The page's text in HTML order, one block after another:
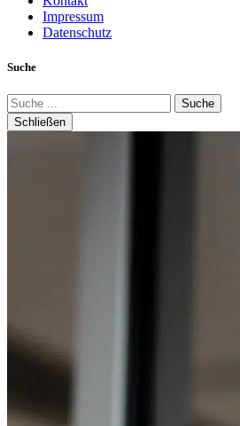
Impressum
Datenschutz
Suche
Suche
Schließen